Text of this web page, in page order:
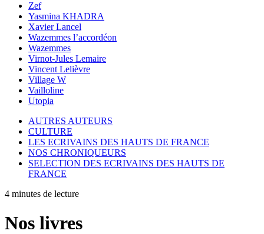
Zef
Yasmina KHADRA
Xavier Lancel
Wazemmes l’accordéon
Wazemmes
Virnot-Jules Lemaire
Vincent Lelièvre
Village W
Vailloline
Utopia
AUTRES AUTEURS
CULTURE
LES ECRIVAINS DES HAUTS DE FRANCE
NOS CHRONIQUEURS
SELECTION DES ECRIVAINS DES HAUTS DE
FRANCE
4 minutes de lecture
Nos livres